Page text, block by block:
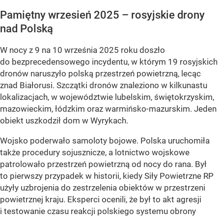
Pamiętny wrzesień 2025 – rosyjskie drony
nad Polską
W nocy z 9 na 10 września 2025 roku doszło
do bezprecedensowego incydentu, w którym 19 rosyjskich
dronów naruszyło polską przestrzeń powietrzną, lecąc
znad Białorusi. Szczątki dronów znaleziono w kilkunastu
lokalizacjach, w województwie lubelskim, świętokrzyskim,
mazowieckim, łódzkim oraz warmińsko-mazurskim. Jeden
obiekt uszkodził dom w Wyrykach.
Wojsko poderwało samoloty bojowe. Polska uruchomiła
także procedury sojusznicze, a lotnictwo wojskowe
patrolowało przestrzeń powietrzną od nocy do rana. Był
to pierwszy przypadek w historii, kiedy Siły Powietrzne RP
użyły uzbrojenia do zestrzelenia obiektów w przestrzeni
powietrznej kraju. Eksperci ocenili, że był to akt agresji
i testowanie czasu reakcji polskiego systemu obrony